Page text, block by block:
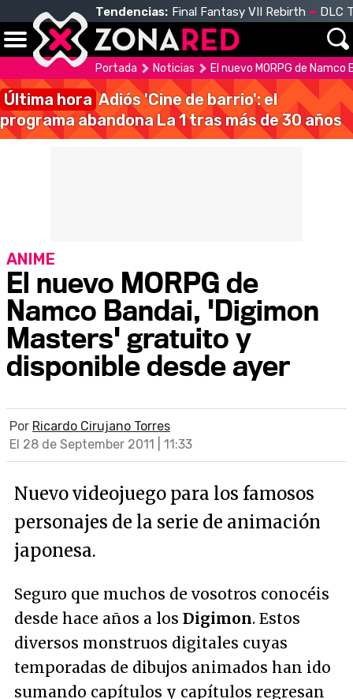
Tendencias: Final Fantasy VII Rebirth DLC
Portada Noticias El nuevo MORPG de
Última hora Adiós 'Cine de barrio': el
programa abandona La 1 tras más de 30 años
El nuevo MORPG de
Namco Bandai, 'Digimon
Masters' gratuito y
disponible desde ayer
ANIME
Por Ricardo Cirujano Torres
El 28 de September 2011 | 11:33
Nuevo videojuego para los famosos
personajes de la serie de animación
japonesa.
Seguro que muchos de vosotros conocéis
desde hace años a los Digimon. Estos
diversos monstruos digitales cuyas
temporadas de dibujos animados han ido
sumando capítulos y capítulos regresan